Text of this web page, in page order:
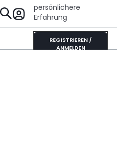
persönlichere
Erfahrung
REGISTRIEREN /
ANMELDEN